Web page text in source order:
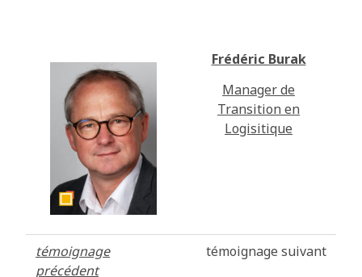
Frédéric Burak
Manager de
Transition en
Logisitique
témoignage
précédent
témoignage suivant